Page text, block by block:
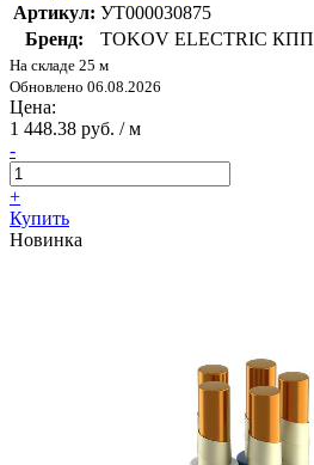
Артикул: УТ000030875
Бренд:
TOKOV ELECTRIC КПП
На складе 25 м
Обновлено 06.08.2026
Цена:
1 448.38 руб. / м
-
+
Купить
Новинка